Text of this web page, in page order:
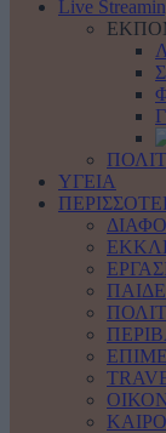
Live
ΥΓΕΙΑ